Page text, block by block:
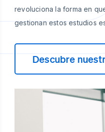
revoluciona la forma en
gestionan estos estudios
Descubre